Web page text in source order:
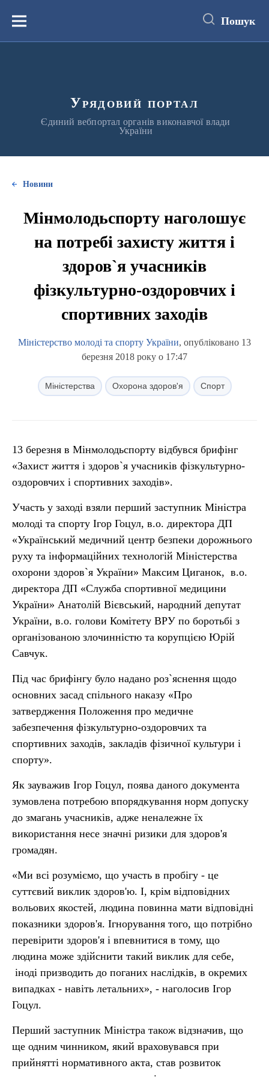
вмістуМеню Пошук
Урядовий портал
Єдиний вебпортал органів виконавчої влади
України
Новини
Мінмолодьспорту наголошує
на потребі захисту життя і
здоров`я учасників
фізкультурно-оздоровчих і
спортивних заходів
Міністерство молоді та спорту України, опубліковано 13
березня 2018 року о 17:47
Міністерства Охорона здоров'я Спорт
13 березня в Мінмолодьспорту відбувся брифінг
«Захист життя і здоров`я учасників фізкультурно-
оздоровчих і спортивних заходів».
Участь у заході взяли перший заступник Міністра
молоді та спорту Ігор Гоцул, в.о. директора ДП
«Український медичний центр безпеки дорожнього
руху та інформаційних технологій Міністерства
охорони здоров`я України» Максим Циганок, в.о.
директора ДП «Служба спортивної медицини
України» Анатолій Вієвський, народний депутат
України, в.о. голови Комітету ВРУ по боротьбі з
організованою злочинністю та корупцією Юрій
Савчук.
Під час брифінгу було надано роз`яснення щодо
основних засад спільного наказу «Про
затвердження Положення про медичне
забезпечення фізкультурно-оздоровчих та
спортивних заходів, закладів фізичної культури і
спорту».
Як зауважив Ігор Гоцул, поява даного документа
зумовлена потребою впорядкування норм допуску
до змагань учасників, адже неналежне їх
використання несе значні ризики для здоров'я
громадян.
«Ми всі розуміємо, що участь в пробігу - це
суттєвий виклик здоров'ю. І, крім відповідних
вольових якостей, людина повинна мати відповідні
показники здоров'я. Ігнорування того, що потрібно
перевірити здоров'я і впевнитися в тому, що
людина може здійснити такий виклик для себе,
іноді призводить до поганих наслідків, в окремих
випадках - навіть летальних», - наголосив Ігор
Гоцул.
Перший заступник Міністра також відзначив, що
ще одним чинником, який враховувався при
прийнятті нормативного акта, став розвиток